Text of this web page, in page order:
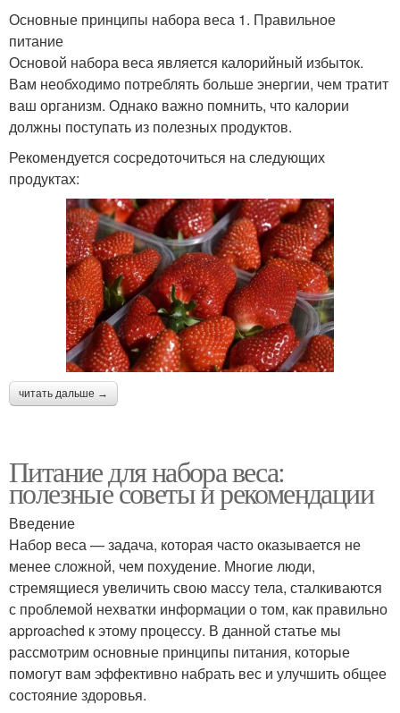
Основные принципы набора веса 1. Правильное
питание
Основой набора веса является калорийный избыток.
Вам необходимо потреблять больше энергии, чем тратит
ваш организм. Однако важно помнить, что калории
должны поступать из полезных продуктов.
Рекомендуется сосредоточиться на следующих
продуктах:
читать дальше →
Питание для набора веса:
полезные советы и рекомендации
Введение
Набор веса — задача, которая часто оказывается не
менее сложной, чем похудение. Многие люди,
стремящиеся увеличить свою массу тела, сталкиваются
с проблемой нехватки информации о том, как правильно
approached к этому процессу. В данной статье мы
рассмотрим основные принципы питания, которые
помогут вам эффективно набрать вес и улучшить общее
состояние здоровья.